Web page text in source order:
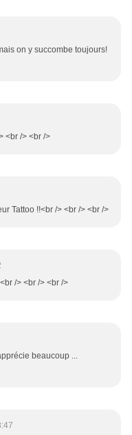
on y succombe toujours!
<br /> <br />
Tattoo !!<br /> <br /> <br />
/> <br /> <br />
beaucoup ...